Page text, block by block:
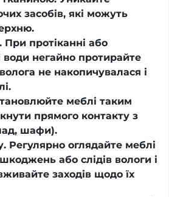
засобів, які можуть
При протіканні або
води негайно протирайте
не накопичувалася і
меблі таким
прямого контакту з
шафи).
Регулярно оглядайте меблі
або слідів вологи і
заходів щодо їх